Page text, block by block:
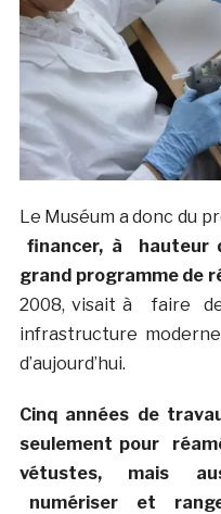
Le Muséum a donc du
financer, à hauteur
grand programme de
2008, visait à faire
infrastructure
d’aujourd’hui.
Cinq années de
seulement pour
vétustes, mais
numériser et